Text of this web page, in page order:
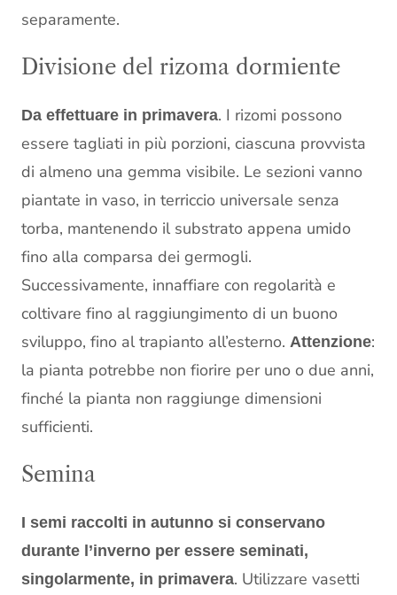
separamente.
Divisione del rizoma dormiente
Da effettuare in primavera. I rizomi possono
essere tagliati in più porzioni, ciascuna provvista
di almeno una gemma visibile. Le sezioni vanno
piantate in vaso, in terriccio universale senza
torba, mantenendo il substrato appena umido
fino alla comparsa dei germogli.
Successivamente, innaffiare con regolarità e
coltivare fino al raggiungimento di un buono
sviluppo, fino al trapianto all’esterno. Attenzione:
la pianta potrebbe non fiorire per uno o due anni,
finché la pianta non raggiunge dimensioni
sufficienti.
Semina
I semi raccolti in autunno si conservano
durante l’inverno per essere seminati,
singolarmente, in primavera. Utilizzare vasetti